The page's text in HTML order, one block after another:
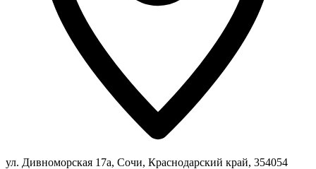
ул. Дивноморская 17а, Сочи, Краснодарский край, 354054